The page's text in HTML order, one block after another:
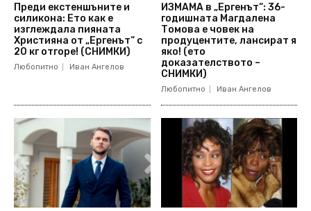
Преди екстеншъните и
силикона: Ето как е
изглеждала пияната
Християна от „Ергенът“ с
20 кг отгоре! (СНИМКИ)
Любопитно Иван Ангелов
ИЗМАМА в „Ергенът“: 36-
годишната Магдалена
Томова е човек на
продуцентите, лансират я
яко! (ето
доказателството –
СНИМКИ)
Любопитно Иван Ангелов